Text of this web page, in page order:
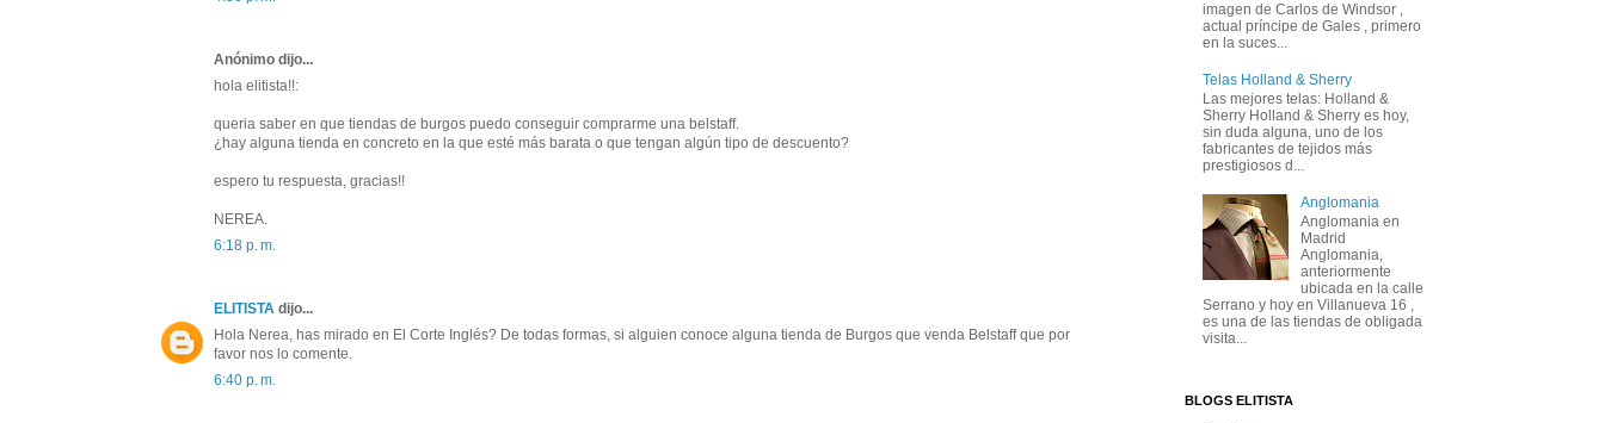
Anónimo dijo...
hola elitista!!:
queria saber en que tiendas de burgos puedo conseguir comprarme una belstaff.
¿hay alguna tienda en concreto en la que esté más barata o que tengan algún tipo de descuento?
espero tu respuesta, gracias!!
NEREA.
6:18 p. m.
ELITISTA dijo...
Hola Nerea, has mirado en El Corte Inglés? De todas formas, si alguien conoce alguna tienda de Burgos que venda Belstaff que por
favor nos lo comente.
6:40 p. m.
imagen de Carlos de Windsor ,
actual príncipe de Gales , primero
en la suces...
Telas Holland & Sherry
Las mejores telas: Holland &
Sherry Holland & Sherry es hoy,
sin duda alguna, uno de los
fabricantes de tejidos más
prestigiosos d...
Anglomania
Anglomania en
Madrid
Anglomania,
anteriormente
ubicada en la calle
Serrano y hoy en Villanueva 16 ,
es una de las tiendas de obligada
visita...
BLOGS ELITISTA